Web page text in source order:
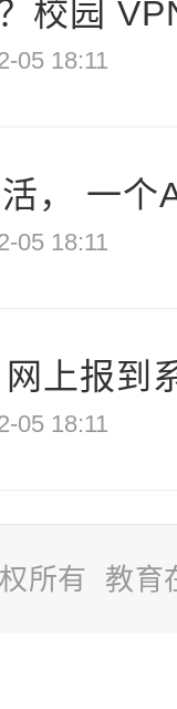
校园
05 18:11
， 一个
05 18:11
上报到
05 18:11
所有 教育